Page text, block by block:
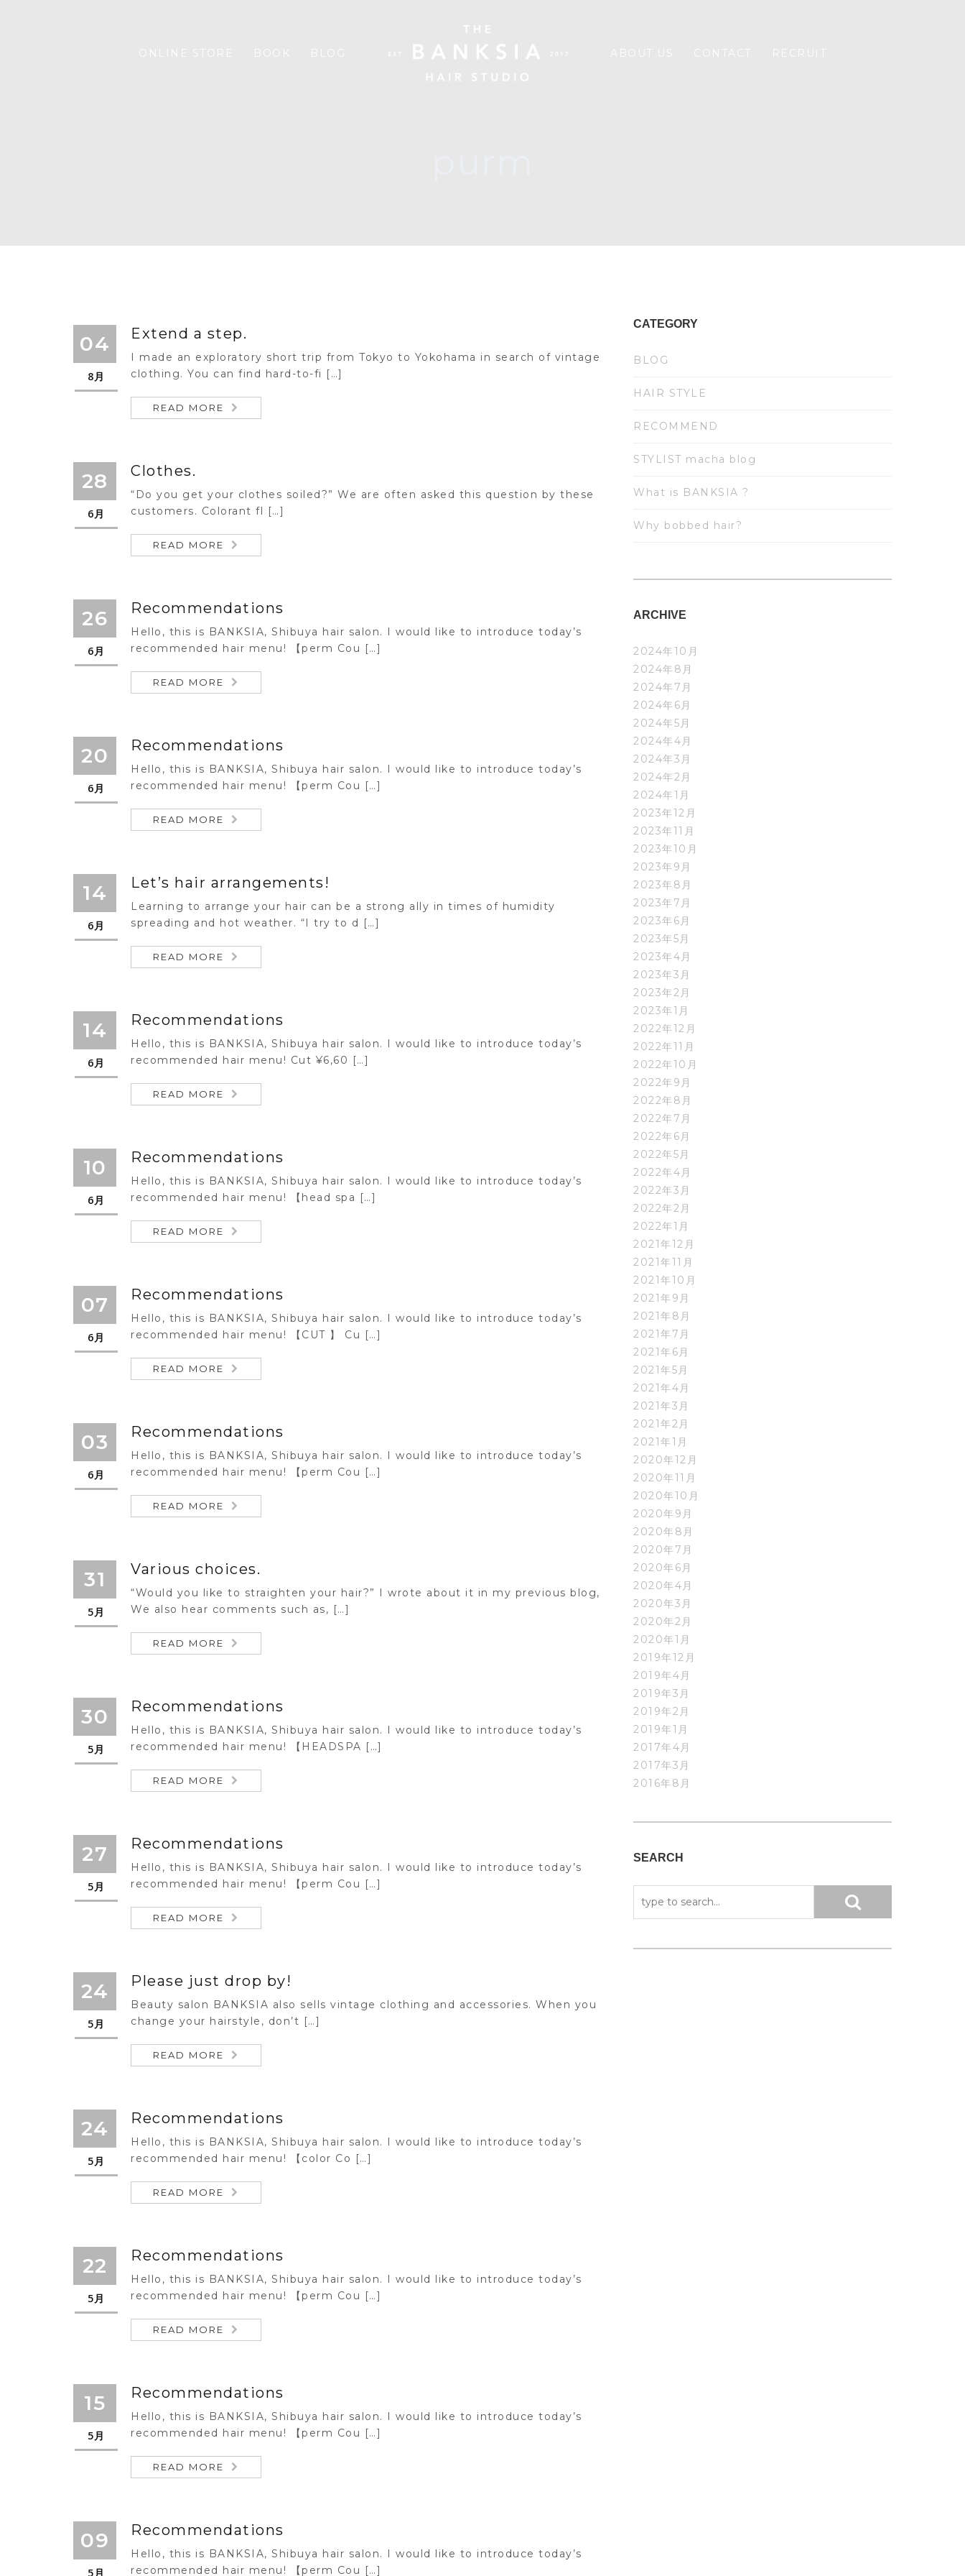
04
8月
Extend a step.
I made an exploratory short trip from Tokyo to Yokohama in search of vintage
clothing. You can find hard-to-fi […]
READ MORE
28
6月
Clothes.
“Do you get your clothes soiled?” We are often asked this question by these
customers. Colorant fl […]
READ MORE
26
6月
Recommendations
Hello, this is BANKSIA, Shibuya hair salon. I would like to introduce today’s
recommended hair menu! 【perm Cou […]
READ MORE
20
6月
Recommendations
Hello, this is BANKSIA, Shibuya hair salon. I would like to introduce today’s
recommended hair menu! 【perm Cou […]
READ MORE
14
6月
Let’s hair arrangements!
Learning to arrange your hair can be a strong ally in times of humidity
spreading and hot weather. “I try to d […]
READ MORE
14
6月
Recommendations
Hello, this is BANKSIA, Shibuya hair salon. I would like to introduce today’s
recommended hair menu! Cut ¥6,60 […]
READ MORE
10
6月
Recommendations
Hello, this is BANKSIA, Shibuya hair salon. I would like to introduce today’s
recommended hair menu! 【head spa […]
READ MORE
07
6月
Recommendations
Hello, this is BANKSIA, Shibuya hair salon. I would like to introduce today’s
recommended hair menu! 【CUT 】 Cu […]
READ MORE
03
6月
Recommendations
Hello, this is BANKSIA, Shibuya hair salon. I would like to introduce today’s
recommended hair menu! 【perm Cou […]
READ MORE
31
5月
Various choices.
“Would you like to straighten your hair?” I wrote about it in my previous blog,
We also hear comments such as, […]
READ MORE
30
5月
Recommendations
Hello, this is BANKSIA, Shibuya hair salon. I would like to introduce today’s
recommended hair menu! 【HEADSPA […]
READ MORE
27
5月
Recommendations
Hello, this is BANKSIA, Shibuya hair salon. I would like to introduce today’s
recommended hair menu! 【perm Cou […]
READ MORE
24
5月
Please just drop by!
Beauty salon BANKSIA also sells vintage clothing and accessories. When you
change your hairstyle, don’t […]
READ MORE
24
5月
Recommendations
Hello, this is BANKSIA, Shibuya hair salon. I would like to introduce today’s
recommended hair menu! 【color Co […]
READ MORE
22
5月
Recommendations
Hello, this is BANKSIA, Shibuya hair salon. I would like to introduce today’s
recommended hair menu! 【perm Cou […]
READ MORE
15
5月
Recommendations
Hello, this is BANKSIA, Shibuya hair salon. I would like to introduce today’s
recommended hair menu! 【perm Cou […]
READ MORE
09
5月
Recommendations
Hello, this is BANKSIA, Shibuya hair salon. I would like to introduce today’s
recommended hair menu! 【perm Cou […]
CATEGORY
BLOG
HAIR STYLE
RECOMMEND
STYLIST macha blog
What is BANKSIA ?
Why bobbed hair?
ARCHIVE
2024年10月
2024年8月
2024年7月
2024年6月
2024年5月
2024年4月
2024年3月
2024年2月
2024年1月
2023年12月
2023年11月
2023年10月
2023年9月
2023年8月
2023年7月
2023年6月
2023年5月
2023年4月
2023年3月
2023年2月
2023年1月
2022年12月
2022年11月
2022年10月
2022年9月
2022年8月
2022年7月
2022年6月
2022年5月
2022年4月
2022年3月
2022年2月
2022年1月
2021年12月
2021年11月
2021年10月
2021年9月
2021年8月
2021年7月
2021年6月
2021年5月
2021年4月
2021年3月
2021年2月
2021年1月
2020年12月
2020年11月
2020年10月
2020年9月
2020年8月
2020年7月
2020年6月
2020年4月
2020年3月
2020年2月
2020年1月
2019年12月
2019年4月
2019年3月
2019年2月
2019年1月
2017年4月
2017年3月
2016年8月
SEARCH